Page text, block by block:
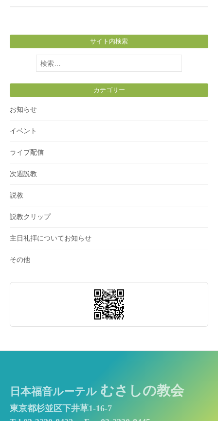
サイト内検索
検
索:
カテゴリー
お知らせ
イベント
ライブ配信
次週説教
説教
説教クリップ
主日礼拝についてお知らせ
その他
日本福音ルーテル むさしの教会
東京都杉並区下井草1-16-7